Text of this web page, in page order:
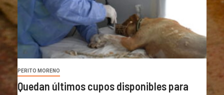
PERITO MORENO
Quedan últimos cupos disponibles para